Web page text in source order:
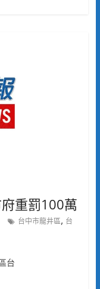
重罰100萬
台中市龍井區, 台
台